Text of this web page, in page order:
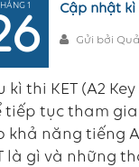
1 Cập nhật kì
Gửi bởi
kì thi KET (A2
tiếp tục tham
khả năng tiếng
là gì và những